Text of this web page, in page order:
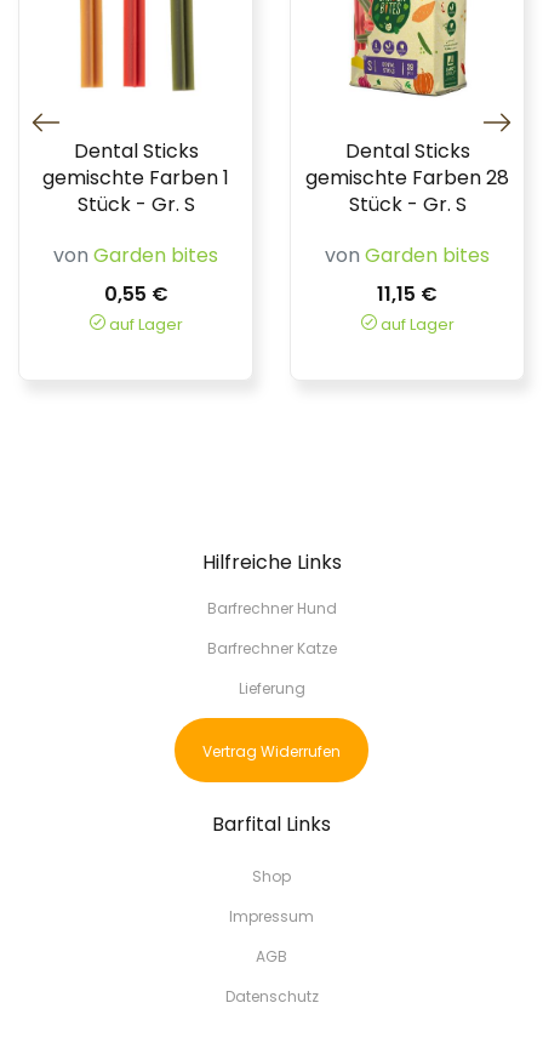
Dental Sticks
gemischte Farben 1
Stück - Gr. S
von Garden bites
0,55 €
auf Lager
Dental Sticks
gemischte Farben 28
Stück - Gr. S
von Garden bites
11,15 €
auf Lager
Hilfreiche Links
Barfrechner Hund
Barfrechner Katze
Lieferung
Vertrag Widerrufen
Barfital Links
Shop
Impressum
AGB
Datenschutz